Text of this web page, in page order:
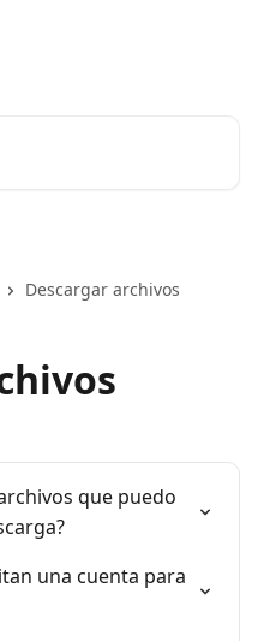
Descargar archivos
que puedo
una cuenta para